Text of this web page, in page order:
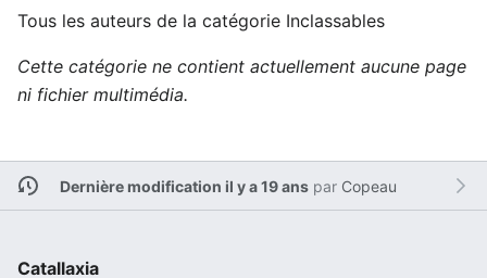
Tous les auteurs de la catégorie Inclassables
Cette catégorie ne contient actuellement aucune page
ni fichier multimédia.
Dernière modification il y a 19 anspar Copeau
Catallaxia